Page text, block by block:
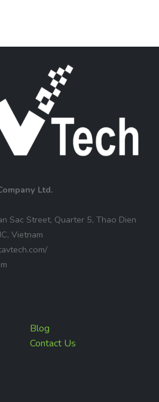
Ltd.
Sac Street, Quarter 5, Thao Dien
Vietnam
Blog
Contact Us